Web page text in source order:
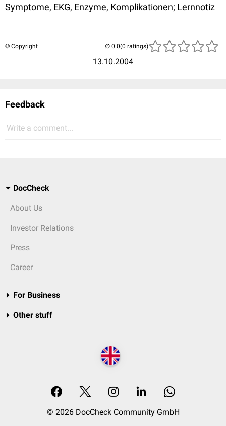
Symptome, EKG, Enzyme, Komplikationen; Lernnotiz
© Copyright
13.10.2004
(0 ratings)
Feedback
Write a comment...
DocCheck
About Us
Investor Relations
Press
Career
For Business
Other stuff
© 2026 DocCheck Community GmbH